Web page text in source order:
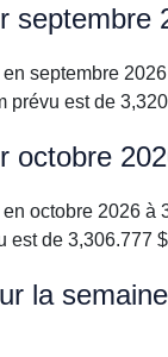
septembre
septembre
prévu est de
octobre
octobre 2026
est de 3,306.777
la semaine